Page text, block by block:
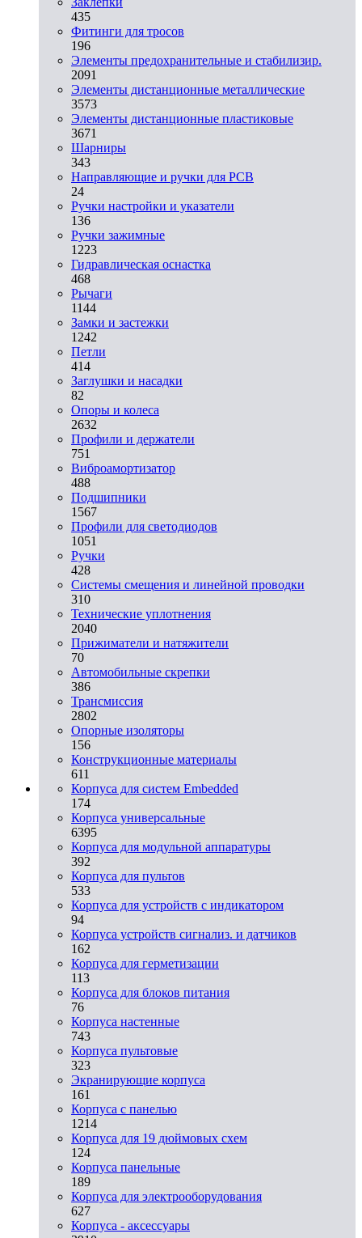
435
Фитинги для тросов
196
Элементы предохранительные и стабилизир.
2091
Элементы дистанционные металлические
3573
Элементы дистанционные пластиковые
3671
Шарниры
343
Направляющие и ручки для PCB
24
Ручки настройки и указатели
136
Ручки зажимные
1223
Гидравлическая оснастка
468
Рычаги
1144
Замки и застежки
1242
Петли
414
Заглушки и насадки
82
Опоры и колеса
2632
Профили и держатели
751
Виброамортизатор
488
Подшипники
1567
Профили для светодиодов
1051
Ручки
428
Системы смещения и линейной проводки
310
Технические уплотнения
2040
Прижиматели и натяжители
70
Автомобильные скрепки
386
Трансмиссия
2802
Опорные изоляторы
156
Конструкционные материалы
611
Корпуса для систем Embedded
174
Корпуса универсальные
6395
Корпуса для модульной аппаратуры
392
Корпуса для пультов
533
Корпуса для устройств с индикатором
94
Корпуса устройств сигнализ. и датчиков
162
Корпуса для герметизации
113
Корпуса для блоков питания
76
Корпуса настенные
743
Корпуса пультовые
323
Экранирующие корпуса
161
Корпуса с панелью
1214
Корпуса для 19 дюймовых схем
124
Корпуса панельные
189
Корпуса для электрооборудования
627
Корпуса - аксессуары